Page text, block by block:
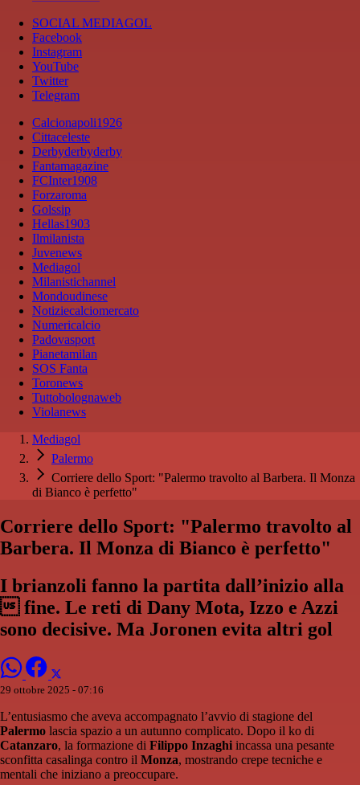
SOCIAL MEDIAGOL
Facebook
Instagram
YouTube
Twitter
Telegram
Calcionapoli1926
Cittaceleste
Derbyderbyderby
Fantamagazine
FCInter1908
Forzaroma
Golssip
Hellas1903
Ilmilanista
Juvenews
Mediagol
Milanistichannel
Mondoudinese
Notiziecalciomercato
Numericalcio
Padovasport
Pianetamilan
SOS Fanta
Toronews
Tuttobolognaweb
Violanews
Mediagol
Palermo
Corriere dello Sport: "Palermo travolto al Barbera. Il Monza
di Bianco è perfetto"
Corriere dello Sport: "Palermo travolto al
Barbera. Il Monza di Bianco è perfetto"
I brianzoli fanno la partita dall’inizio alla
fine. Le reti di Dany Mota, Izzo e Azzi
sono decisive. Ma Joronen evita altri gol
29 ottobre 2025 - 07:16
L’entusiasmo che aveva accompagnato l’avvio di stagione del
Palermo lascia spazio a un autunno complicato. Dopo il ko di
Catanzaro, la formazione di Filippo Inzaghi incassa una pesante
sconfitta casalinga contro il Monza, mostrando crepe tecniche e
mentali che iniziano a preoccupare.